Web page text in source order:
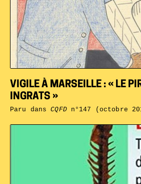
VIGILE À MARSEILLE : « LE
INGRATS »
Paru dansCQFDn°147 (octobre